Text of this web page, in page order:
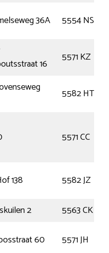
36A
5554 NS
16
5571 KZ
5582 HT
5571 CC
138
5582 JZ
2
5563 CK
60 5571 JH